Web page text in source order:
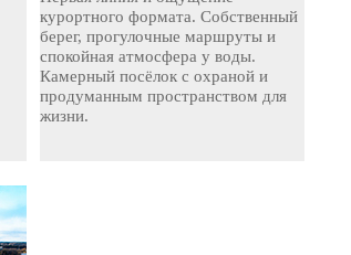
курортного формата. Собственный
берег, прогулочные маршруты и
спокойная атмосфера у воды.
Камерный посёлок с охраной и
продуманным пространством для
жизни.